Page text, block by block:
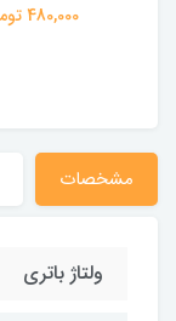
480,000 تومان
مشخصات
ولتاژ باتری